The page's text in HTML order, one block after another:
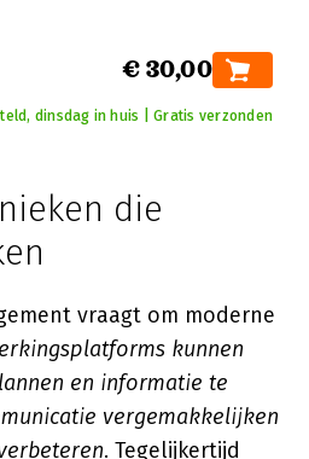
€ 30,00
dinsdag in huis | Gratis verzonden
die
vraagt om moderne
kunnen
en informatie te
vergemakkelijken
. Tegelijkertijd